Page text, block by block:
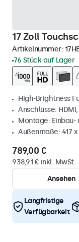
17 Zoll
Artikelnummer:
76 Stück auf Lager
High-Brightness
Anschlüsse:
Montage: Einbau-
Außenmaße: 417
789,00 €
938,91 € inkl. MwSt.
Ansehen
Langfristige
Verfügbarkeit